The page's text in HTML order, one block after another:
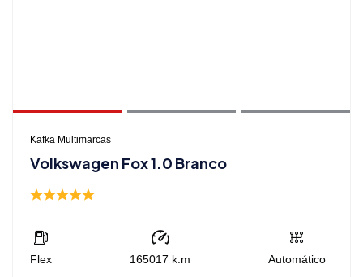
Kafka Multimarcas
Volkswagen Fox 1.0 Branco
Flex 165017 k.m Automático